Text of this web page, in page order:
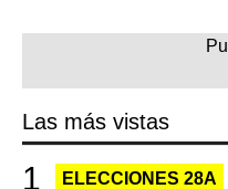
Las más vistas
ELECCIONES 28A